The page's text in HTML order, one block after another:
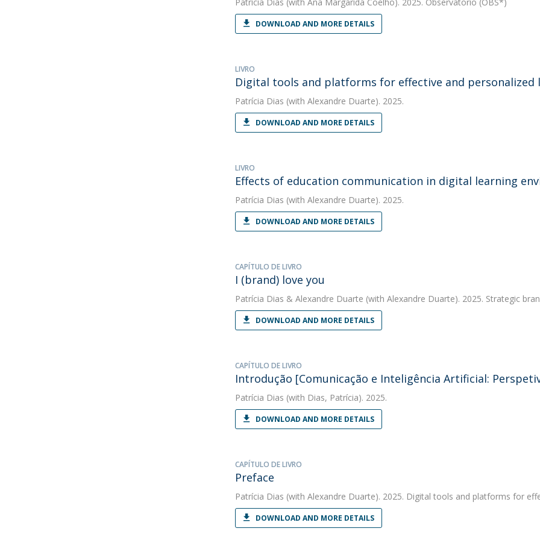
DOWNLOAD AND MORE DETAILS
LIVRO
Digital tools and platforms for effective and personalized
Patrícia Dias (with Alexandre Duarte). 2025.
DOWNLOAD AND MORE DETAILS
LIVRO
Effects of education communication in digital learning
Patrícia Dias (with Alexandre Duarte). 2025.
DOWNLOAD AND MORE DETAILS
CAPÍTULO DE LIVRO
I (brand) love you
Patrícia Dias & Alexandre Duarte (with Alexandre Duarte). 2025. Strategic
DOWNLOAD AND MORE DETAILS
CAPÍTULO DE LIVRO
Introdução [Comunicação e Inteligência Artificial:
Patrícia Dias (with Dias, Patrícia). 2025.
DOWNLOAD AND MORE DETAILS
CAPÍTULO DE LIVRO
Preface
Patrícia Dias (with Alexandre Duarte). 2025. Digital tools and platforms for
DOWNLOAD AND MORE DETAILS